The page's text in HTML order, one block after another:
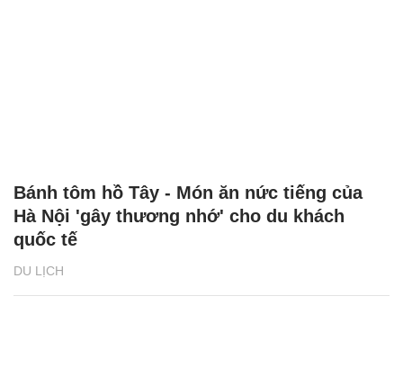
DU LỊCH
Bánh tôm hồ Tây - Món ăn nức tiếng của
Hà Nội 'gây thương nhớ' cho du khách
quốc tế